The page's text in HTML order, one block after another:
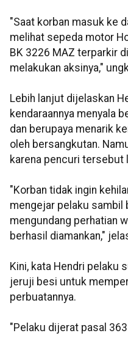
"Saat korban masuk ke
melihat sepeda motor
BK 3226 MAZ terparkir
melakukan aksinya,"
Lebih lanjut dijelaskan
kendaraannya menyala
dan berupaya menarik
oleh bersangkutan.
karena pencuri tersebut
"Korban tidak ingin
mengejar pelaku sambil
mengundang perhatian
berhasil diamankan,"
Kini, kata Hendri pelaku
jeruji besi untuk
perbuatannya.
"Pelaku dijerat pasal